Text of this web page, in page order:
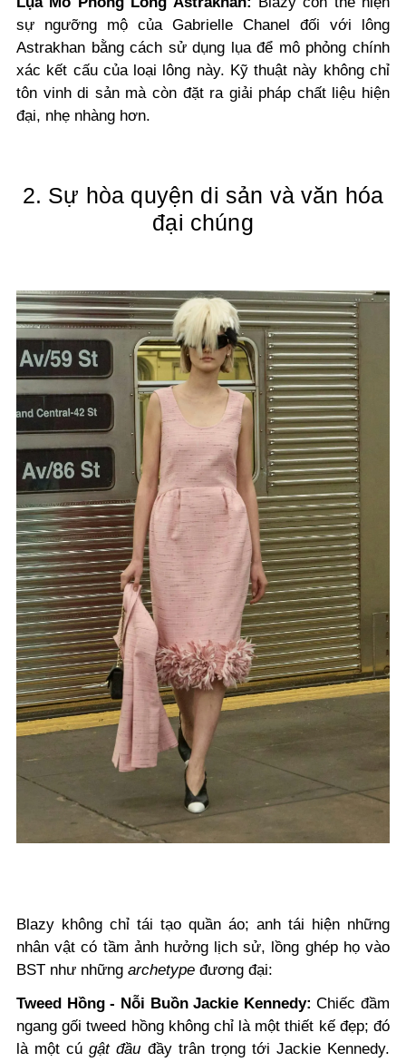
sự ngưỡng mộ của Gabrielle Chanel đối với lông
Astrakhan bằng cách sử dụng lụa để mô phỏng chính
xác kết cấu của loại lông này. Kỹ thuật này không chỉ
tôn vinh di sản mà còn đặt ra giải pháp chất liệu hiện
đại, nhẹ nhàng hơn.
2. Sự hòa quyện di sản và văn hóa
đại chúng
Blazy không chỉ tái tạo quần áo; anh tái hiện những
nhân vật có tầm ảnh hưởng lịch sử, lồng ghép họ vào
BST như những archetype đương đại:
Tweed Hồng - Nỗi Buồn Jackie Kennedy: Chiếc đầm
ngang gối tweed hồng không chỉ là một thiết kế đẹp; đó
là một cúgật đầu đầy trân trọng tới Jackie Kennedy.